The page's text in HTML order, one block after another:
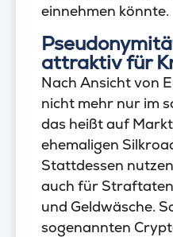
einnehmen könnte.
attraktiv für
Nach Ansicht von
nicht mehr nur im
das heißt auf
ehemaligen
Stattdessen
auch für
und Geldwäsche.
sogenannten